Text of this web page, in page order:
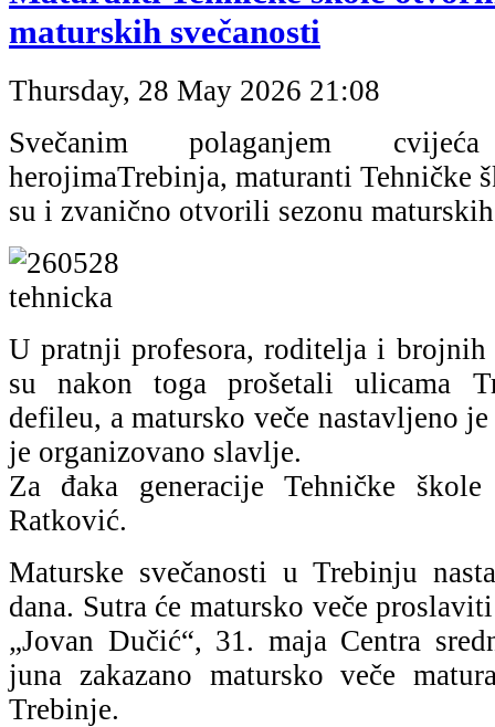
maturskih svečanosti
Thursday, 28 May 2026 21:08
Svečanim polaganjem
herojimaTrebinja, maturanti Tehničke
su i zvanično otvorili sezonu
U pratnji profesora, roditelja i brojnih
su nakon toga prošetali ulicama
defileu, a matursko veče nastavljeno
je organizovano slavlje.
Za đaka generacije Tehničke
Ratković.
Maturske svečanosti u Trebinju
dana. Sutra će matursko veče
„Jovan Dučić“, 31. maja Centra
juna zakazano matursko veče
Trebinje.